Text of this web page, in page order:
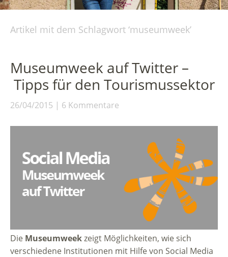
Artikel mit dem Schlagwort ‘museumweek’
Museumweek auf Twitter –
Tipps für den Tourismussektor
26/04/2015 6 Kommentare
Die Museumweekzeigt Möglichkeiten, wie sich
verschiedene Institutionen mit Hilfe von Social Media